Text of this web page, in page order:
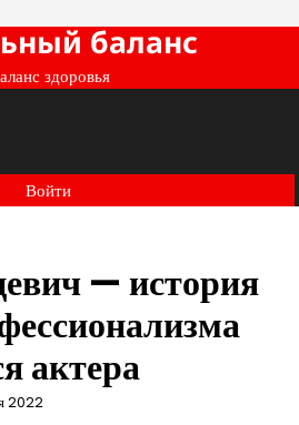
баланс
здоровья
Войти
— история
актера
2022